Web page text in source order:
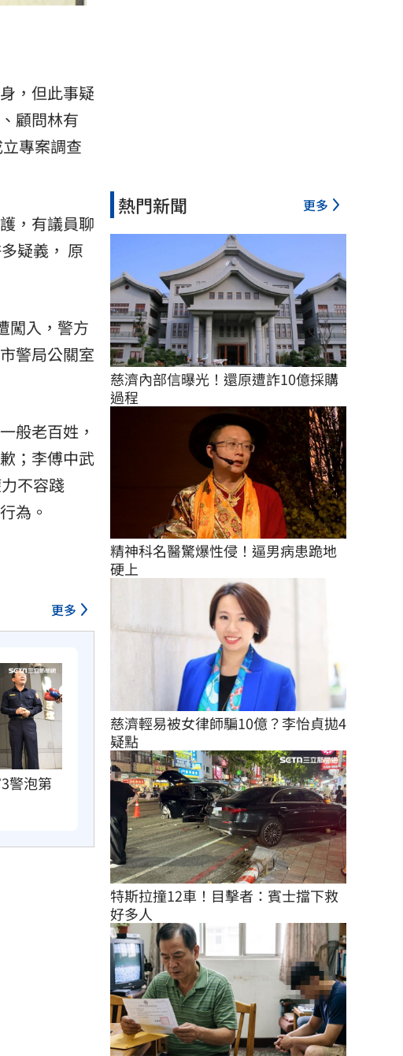
，但此事疑
顧問林有
專案調查
，有議員聊
疑義， 原
闖入，警方
警局公關室
般老百姓，
；李傅中武
不容踐
為。
更多
警泡第
熱門新聞 更多
慈濟內部信曝光！還原遭詐10億採購
過程
精神科名醫驚爆性侵！逼男病患跪地
硬上
慈濟輕易被女律師騙10億？李怡貞拋4
疑點
特斯拉撞12車！目擊者：賓士擋下救
好多人